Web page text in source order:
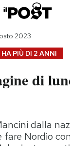
Auto
Moda
Storie/
Ok
PIÙ DI 2 ANNI
2023
di
dalla
fare Nordio